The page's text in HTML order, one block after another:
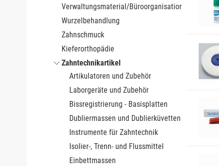
Verwaltungsmaterial/Büroorganisation
Wurzelbehandlung
Zahnschmuck
Kieferorthopädie
Zahntechnikartikel
Artikulatoren und Zubehör
Laborgeräte und Zubehör
Bissregistrierung - Basisplatten
Dubliermassen und Dublierküvetten
Instrumente für Zahntechnik
Isolier-, Trenn- und Flussmittel
Einbettmassen